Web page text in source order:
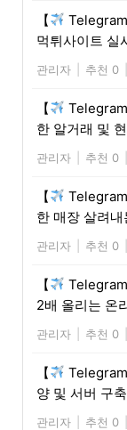
【
먹튀사이트 실
관리자 추천 0
【
한 알거래 및
관리자 추천 0
【
한 매장 살려
관리자 추천 0
【
2배 올리는 온
관리자 추천 0
【
양 및 서버 구
관리자 추천 0